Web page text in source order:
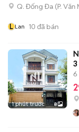
Q. Đống Đa (P. Văn
L Lan 10 đã bán
1 phút trước 8
6